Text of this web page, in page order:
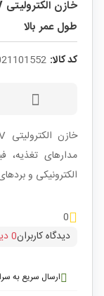
طول عمر بالا
کد کالا:
مدارهای تغذیه،
الکترونیکی و
0
دیدگاه کاربران0 دیدگاه
ارسال سریع به